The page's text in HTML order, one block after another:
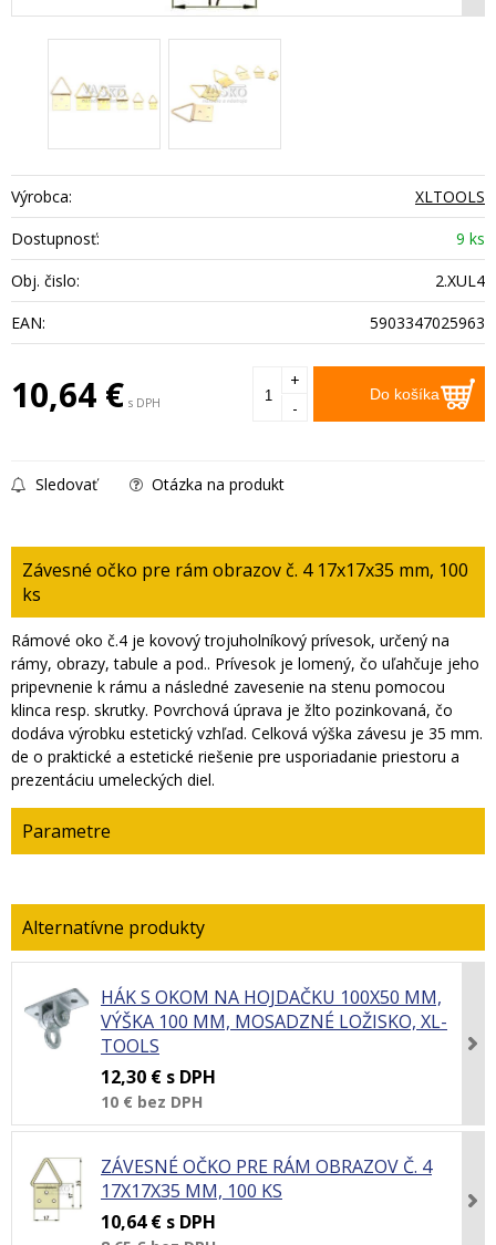
Výrobca:
XLTOOLS
Dostupnosť:
9 ks
Obj. čislo:
2.XUL4
EAN:
5903347025963
10,64 € s DPH Do košíka
+
-
Sledovať Otázka na produkt
Závesné očko pre rám obrazov č. 4 17x17x35 mm, 100
ks
Rámové oko č.4 je kovový trojuholníkový prívesok, určený na
rámy, obrazy, tabule a pod.. Prívesok je lomený, čo uľahčuje jeho
pripevnenie k rámu a následné zavesenie na stenu pomocou
klinca resp. skrutky. Povrchová úprava je žlto pozinkovaná, čo
dodáva výrobku estetický vzhľad. Celková výška závesu je 35 mm.
de o praktické a estetické riešenie pre usporiadanie priestoru a
prezentáciu umeleckých diel.
Parametre
HÁK S OKOM NA HOJDAČKU 100X50 MM,
VÝŠKA 100 MM, MOSADZNÉ LOŽISKO, XL-
TOOLS
12,30 € s DPH
10 € bez DPH
ZÁVESNÉ OČKO PRE RÁM OBRAZOV Č. 4
17X17X35 MM, 100 KS
10,64 € s DPH